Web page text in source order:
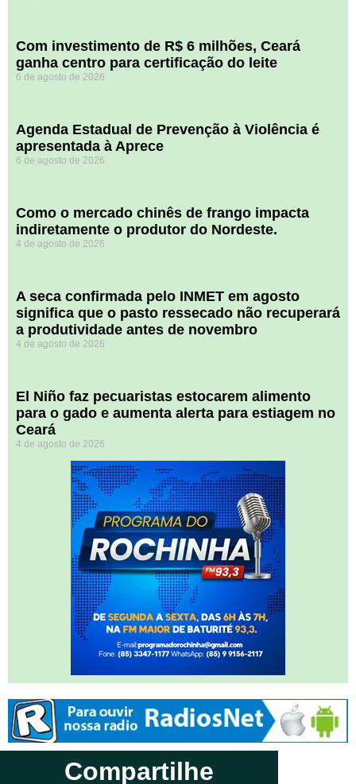
Com investimento de R$ 6 milhões, Ceará
ganha centro para certificação do leite
6 de agosto de 2026
Agenda Estadual de Prevenção à Violência é
apresentada à Aprece
6 de agosto de 2026
​Como o mercado chinês de frango impacta
indiretamente o produtor do Nordeste.
4 de agosto de 2026
A seca confirmada pelo INMET em agosto
significa que o pasto ressecado não recuperará
a produtividade antes de novembro
4 de agosto de 2026
El Niño faz pecuaristas estocarem alimento
para o gado e aumenta alerta para estiagem no
Ceará
4 de agosto de 2026
Compartilhe